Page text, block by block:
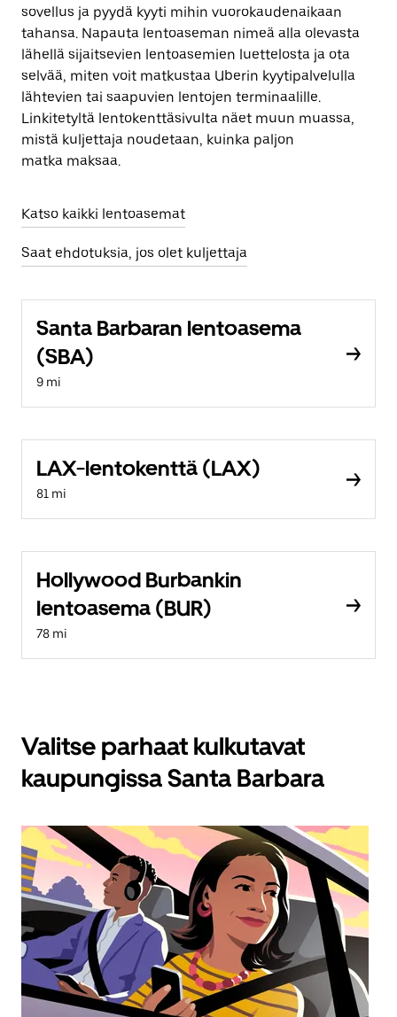
sovellus ja pyydä kyyti mihin vuorokaudenaikaan
tahansa. Napauta lentoaseman nimeä alla olevasta
lähellä sijaitsevien lentoasemien luettelosta ja ota
selvää, miten voit matkustaa Uberin kyytipalvelulla
lähtevien tai saapuvien lentojen terminaalille.
Linkitetyltä lentokenttäsivulta näet muun muassa,
mistä kuljettaja noudetaan, kuinka paljon
matka maksaa.
Katso kaikki lentoasemat
Saat ehdotuksia, jos olet kuljettaja
Santa Barbaran lentoasema
(SBA)
9 mi
LAX-lentokenttä (LAX)
81 mi
Hollywood Burbankin
lentoasema (BUR)
78 mi
Valitse parhaat kulkutavat
kaupungissa Santa Barbara